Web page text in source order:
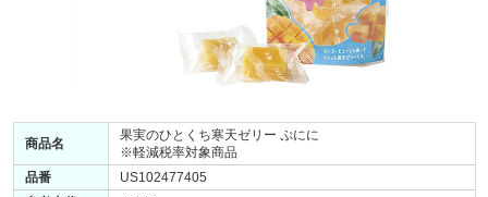
商品名
果実のひとくち寒天ゼリー ぷにに
※軽減税率対象商品
品番
US102477405